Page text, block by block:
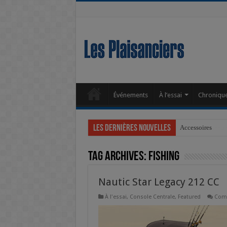
Événements À l’essai
Les dernières nouvelles Accessoires
Tag Archives: fishing
Nautic Star Legacy 212 CC
À l'essai, Console Centrale, Featured